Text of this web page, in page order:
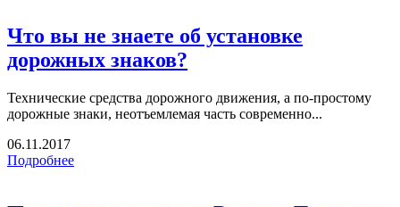
Что вы не знаете об установке
дорожных знаков?
Технические средства дорожного движения, а по-простому
дорожные знаки, неотъемлемая часть современно...
06.11.2017
Подробнее